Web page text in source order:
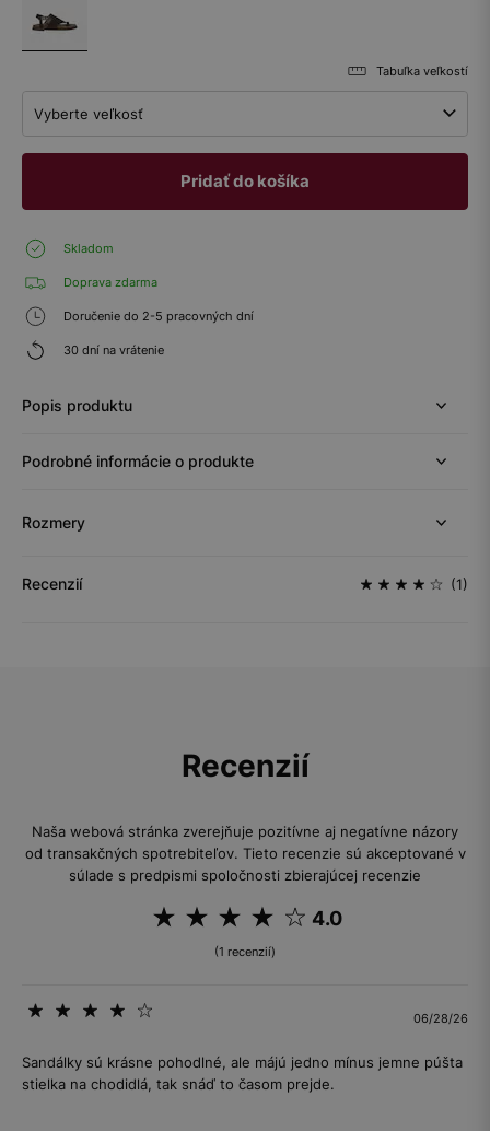
Tabuľka veľkostí
Vyberte veľkosť
Pridať do košíka
Skladom
Doprava zdarma
Doručenie do 2-5 pracovných dní
30 dní na vrátenie
Popis produktu
Podrobné informácie o produkte
Rozmery
Recenzií (1)
Recenzií
Naša webová stránka zverejňuje pozitívne aj negatívne názory
od transakčných spotrebiteľov. Tieto recenzie sú akceptované v
súlade s predpismi spoločnosti zbierajúcej recenzie
4.0
(1 recenzií)
06/28/26
Sandálky sú krásne pohodlné, ale májú jedno mínus jemne púšta
stielka na chodidlá, tak snáď to časom prejde.